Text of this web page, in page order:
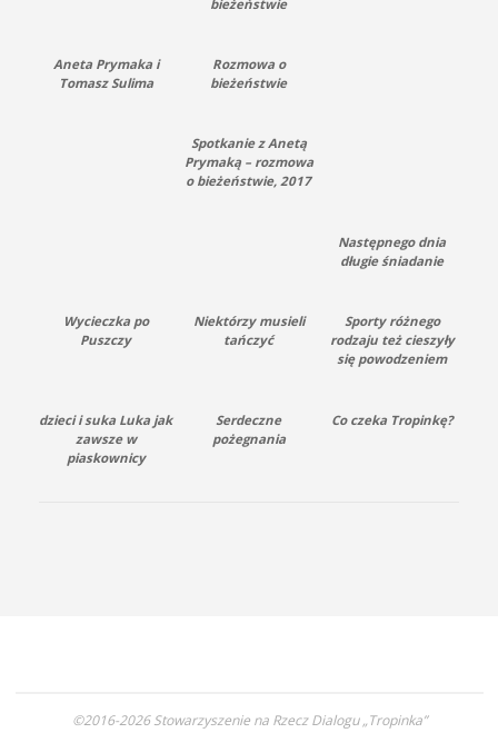
bieżeństwie
Aneta Prymaka i
Tomasz Sulima
Rozmowa o
bieżeństwie
Spotkanie z Anetą
Prymaką – rozmowa
o bieżeństwie, 2017
Następnego dnia
długie śniadanie
Wycieczka po
Puszczy
Niektórzy musieli
tańczyć
Sporty różnego
rodzaju też cieszyły
się powodzeniem
dzieci i suka Luka jak
zawsze w
piaskownicy
Serdeczne
pożegnania
Co czeka Tropinkę?
©2016-2026 Stowarzyszenie na Rzecz Dialogu „Tropinka”